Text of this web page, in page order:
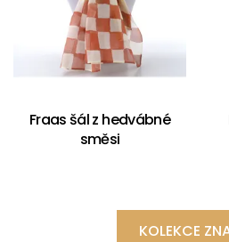
Fraas šál z hedvábné
směsi
KOLEKCE